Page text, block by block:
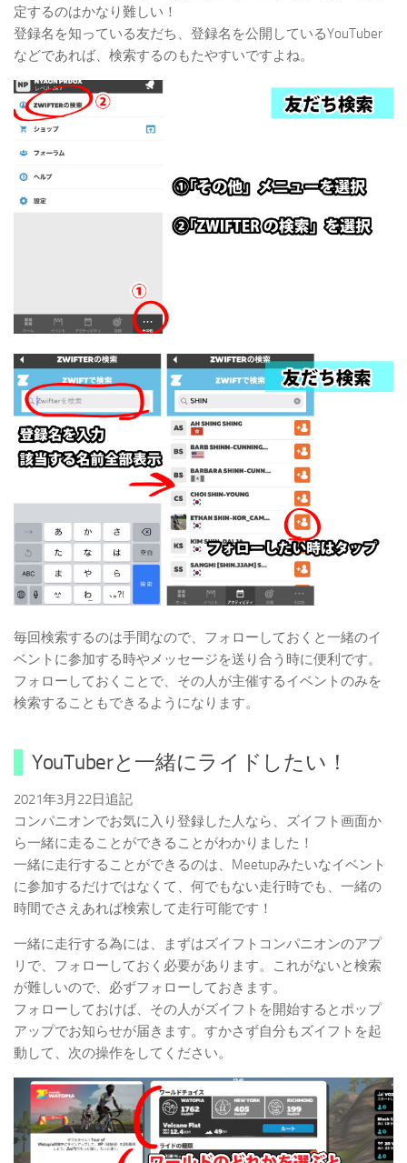
定するのはかなり難しい！
登録名を知っている友だち、登録名を公開しているYouTuber
などであれば、検索するのもたやすいですよね。
毎回検索するのは手間なので、フォローしておくと一緒のイ
ベントに参加する時やメッセージを送り合う時に便利です。
フォローしておくことで、その人が主催するイベントのみを
検索することもできるようになります。
YouTuberと一緒にライドしたい！
2021年3月22日追記
コンパニオンでお気に入り登録した人なら、ズイフト画面か
ら一緒に走ることができることがわかりました！
一緒に走行することができるのは、Meetupみたいなイベント
に参加するだけではなくて、何でもない走行時でも、一緒の
時間でさえあれば検索して走行可能です！
一緒に走行する為には、まずはズイフトコンパニオンのアプ
リで、フォローしておく必要があります。これがないと検索
が難しいので、必ずフォローしておきます。
フォローしておけば、その人がズイフトを開始するとポップ
アップでお知らせが届きます。すかさず自分もズイフトを起
動して、次の操作をしてください。